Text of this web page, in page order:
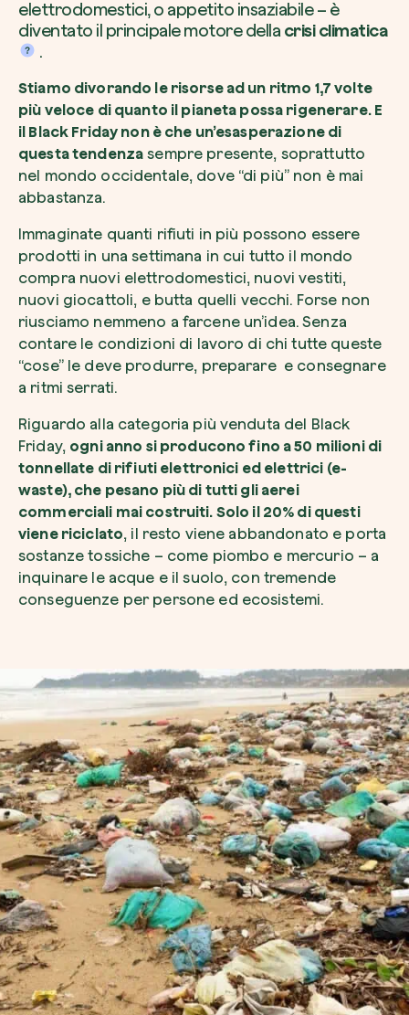
elettrodomestici, o appetito insaziabile – è
diventato il principale motore della crisi climatica
.
Stiamo divorando le risorse ad un ritmo 1,7 volte
più veloce di quanto il pianeta possa rigenerare. E
il Black Friday non è che un’esasperazione di
questa tendenza sempre presente, soprattutto
nel mondo occidentale, dove “di più” non è mai
abbastanza.
Immaginate quanti rifiuti in più possono essere
prodotti in una settimana in cui tutto il mondo
compra nuovi elettrodomestici, nuovi vestiti,
nuovi giocattoli, e butta quelli vecchi. Forse non
riusciamo nemmeno a farcene un’idea. Senza
contare le condizioni di lavoro di chi tutte queste
“cose” le deve produrre, preparare e consegnare
a ritmi serrati.
Riguardo alla categoria più venduta del Black
Friday, ogni anno si producono fino a 50 milioni di
tonnellate di rifiuti elettronici ed elettrici (e-
waste), che pesano più di tutti gli aerei
commerciali mai costruiti. Solo il 20% di questi
viene riciclato, il resto viene abbandonato e porta
sostanze tossiche – come piombo e mercurio – a
inquinare le acque e il suolo, con tremende
conseguenze per persone ed ecosistemi.